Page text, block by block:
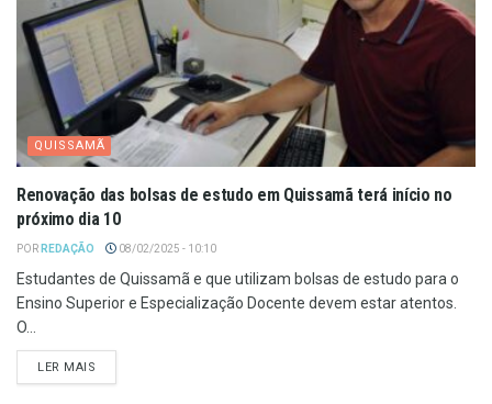
QUISSAMÃ
Renovação das bolsas de estudo em Quissamã terá início no
próximo dia 10
POR REDAÇÃO 08/02/2025 - 10:10
Estudantes de Quissamã e que utilizam bolsas de estudo para o
Ensino Superior e Especialização Docente devem estar atentos.
O...
LER MAIS